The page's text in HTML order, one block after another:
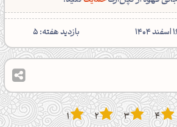
بازدید هفته:5
4
3
2
1